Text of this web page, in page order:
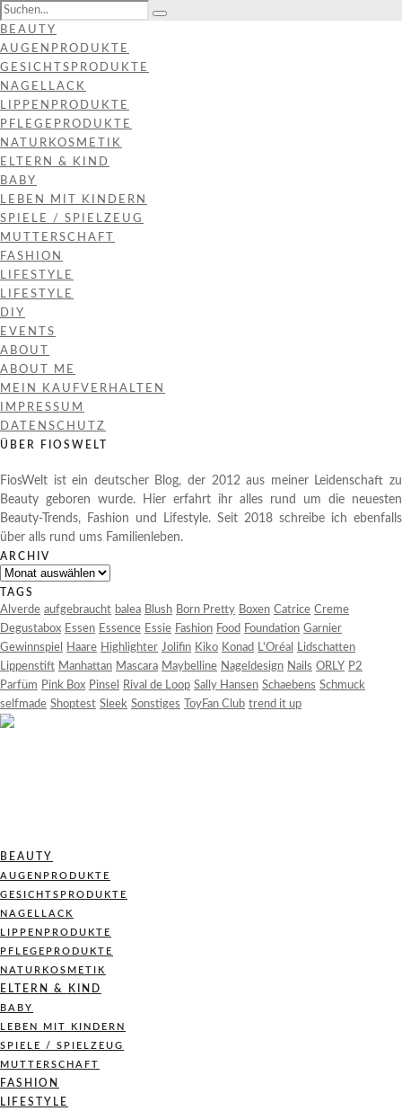
BEAUTY
AUGENPRODUKTE
GESICHTSPRODUKTE
NAGELLACK
LIPPENPRODUKTE
PFLEGEPRODUKTE
NATURKOSMETIK
ELTERN & KIND
BABY
LEBEN MIT KINDERN
SPIELE / SPIELZEUG
MUTTERSCHAFT
FASHION
LIFESTYLE
LIFESTYLE
DIY
EVENTS
ABOUT
ABOUT ME
MEIN KAUFVERHALTEN
IMPRESSUM
DATENSCHUTZ
ÜBER FIOSWELT
FiosWelt ist ein deutscher Blog, der 2012 aus meiner Leidenschaft zu
Beauty geboren wurde. Hier erfahrt ihr alles rund um die neuesten
Beauty-Trends, Fashion und Lifestyle. Seit 2018 schreibe ich ebenfalls
über alls rund ums Familienleben.
ARCHIV
Archiv
TAGS
Alverde aufgebraucht balea Blush Born Pretty Boxen Catrice Creme
Degustabox Essen Essence Essie Fashion Food Foundation Garnier
Gewinnspiel
Haare Highlighter Jolifin Kiko Konad L'Oréal
Lidschatten
Lippenstift Manhattan Mascara Maybelline Nageldesign Nails ORLY P2
Parfüm Pink Box Pinsel Rival de Loop Sally Hansen Schaebens Schmuck
selfmade Shoptest Sleek Sonstiges ToyFan Club trend it up
BEAUTY
AUGENPRODUKTE
GESICHTSPRODUKTE
NAGELLACK
LIPPENPRODUKTE
PFLEGEPRODUKTE
NATURKOSMETIK
ELTERN & KIND
BABY
LEBEN MIT KINDERN
SPIELE / SPIELZEUG
MUTTERSCHAFT
FASHION
LIFESTYLE